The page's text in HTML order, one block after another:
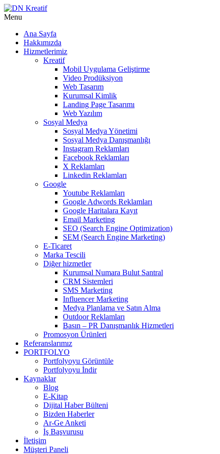
Menu
Ana Sayfa
Hakkımızda
Hizmetlerimiz
Kreatif
Mobil Uygulama Geliştirme
Video Prodüksiyon
Web Tasarım
Kurumsal Kimlik
Landing Page Tasarımı
Web Yazılım
Sosyal Medya
Sosyal Medya Yönetimi
Sosyal Medya Danışmanlığı
Instagram Reklamları
Facebook Reklamları
X Reklamları
Linkedin Reklamları
Google
Youtube Reklamları
Google Adwords Reklamları
Google Haritalara Kayıt
Email Marketing
SEO (Search Engine Optimization)
SEM (Search Engine Marketing)
E-Ticaret
Marka Tescili
Diğer hizmetler
Kurumsal Numara Bulut Santral
CRM Sistemleri
SMS Marketing
Influencer Marketing
Medya Planlama ve Satın Alma
Outdoor Reklamları
Basın – PR Danışmanlık Hizmetleri
Promosyon Ürünleri
Referanslarımız
PORTFOLYO
Portfolyoyu Görüntüle
Portfolyoyu İndir
Kaynaklar
Blog
E-Kitap
Dijital Haber Bülteni
Bizden Haberler
Ar-Ge Anketi
İş Başvurusu
İletişim
Müşteri Paneli